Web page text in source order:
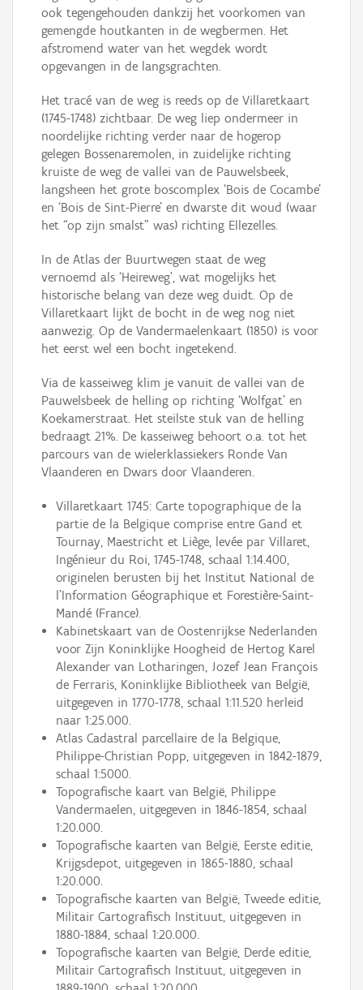
ook tegengehouden dankzij het voorkomen van
gemengde houtkanten in de wegbermen. Het
afstromend water van het wegdek wordt
opgevangen in de langsgrachten.
Het tracé van de weg is reeds op de Villaretkaart
(1745-1748) zichtbaar. De weg liep ondermeer in
noordelijke richting verder naar de hogerop
gelegen Bossenaremolen, in zuidelijke richting
kruiste de weg de vallei van de Pauwelsbeek,
langsheen het grote boscomplex ‘Bois de Cocambe’
en ‘Bois de Sint-Pierre’ en dwarste dit woud (waar
het “op zijn smalst” was) richting Ellezelles.
In de Atlas der Buurtwegen staat de weg
vernoemd als ‘Heireweg’, wat mogelijks het
historische belang van deze weg duidt. Op de
Villaretkaart lijkt de bocht in de weg nog niet
aanwezig. Op de Vandermaelenkaart (1850) is voor
het eerst wel een bocht ingetekend.
Via de kasseiweg klim je vanuit de vallei van de
Pauwelsbeek de helling op richting ‘Wolfgat’ en
Koekamerstraat. Het steilste stuk van de helling
bedraagt 21%. De kasseiweg behoort o.a. tot het
parcours van de wielerklassiekers Ronde Van
Vlaanderen en Dwars door Vlaanderen.
Villaretkaart 1745: Carte topographique de la
partie de la Belgique comprise entre Gand et
Tournay, Maestricht et Liège, levée par Villaret,
Ingénieur du Roi, 1745-1748, schaal 1:14.400,
originelen berusten bij het Institut National de
l’Information Géographique et Forestière-Saint-
Mandé (France).
Kabinetskaart van de Oostenrijkse Nederlanden
voor Zijn Koninklijke Hoogheid de Hertog Karel
Alexander van Lotharingen, Jozef Jean François
de Ferraris, Koninklijke Bibliotheek van België,
uitgegeven in 1770-1778, schaal 1:11.520 herleid
naar 1:25.000.
Atlas Cadastral parcellaire de la Belgique,
Philippe-Christian Popp, uitgegeven in 1842-1879,
schaal 1:5000.
Topografische kaart van België, Philippe
Vandermaelen, uitgegeven in 1846-1854, schaal
1:20.000.
Topografische kaarten van België, Eerste editie,
Krijgsdepot, uitgegeven in 1865-1880, schaal
1:20.000.
Topografische kaarten van België, Tweede editie,
Militair Cartografisch Instituut, uitgegeven in
1880-1884, schaal 1:20.000.
Topografische kaarten van België, Derde editie,
Militair Cartografisch Instituut, uitgegeven in